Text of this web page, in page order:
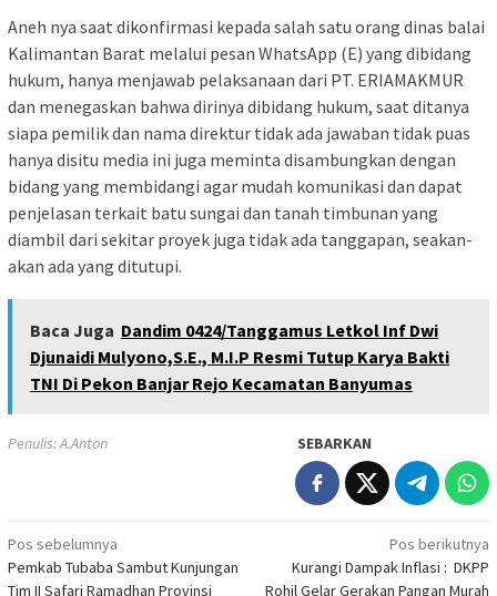
Aneh nya saat dikonfirmasi kepada salah satu orang dinas balai
Kalimantan Barat melalui pesan WhatsApp (E) yang dibidang
hukum, hanya menjawab pelaksanaan dari PT. ERIAMAKMUR
dan menegaskan bahwa dirinya dibidang hukum, saat ditanya
siapa pemilik dan nama direktur tidak ada jawaban tidak puas
hanya disitu media ini juga meminta disambungkan dengan
bidang yang membidangi agar mudah komunikasi dan dapat
penjelasan terkait batu sungai dan tanah timbunan yang
diambil dari sekitar proyek juga tidak ada tanggapan, seakan-
akan ada yang ditutupi.
Baca Juga Dandim 0424/Tanggamus Letkol Inf Dwi
Djunaidi Mulyono,S.E., M.I.P Resmi Tutup Karya Bakti
TNI Di Pekon Banjar Rejo Kecamatan Banyumas
Penulis: A.Anton SEBARKAN
Navigasi
pos
Pos sebelumnya
Pemkab Tubaba Sambut Kunjungan
Tim II Safari Ramadhan Provinsi
Pos berikutnya
Kurangi Dampak Inflasi : DKPP
Rohil Gelar Gerakan Pangan Murah